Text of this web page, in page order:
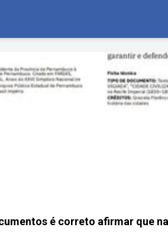
é correto afirmar que